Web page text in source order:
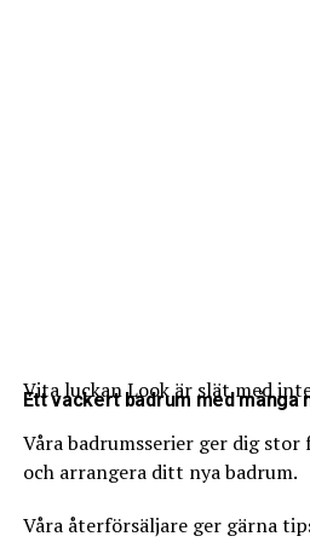
Ett vackert badrum med många
Vita luckan Look är slät med
Våra badrumsserier ger dig
och arrangera ditt nya badrum.
Våra återförsäljare ger gärna